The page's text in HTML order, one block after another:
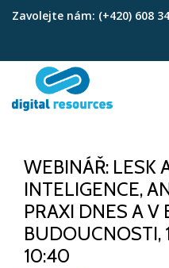
Zavolejte nám: (+420) 608
WEBINÁŘ: LESK
INTELIGENCE,
PRAXI DNES A V
BUDOUCNOSTI,
10:40